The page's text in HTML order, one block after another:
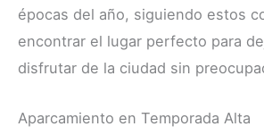
épocas del año, siguiendo estos
encontrar el lugar perfecto para
disfrutar de la ciudad sin
Aparcamiento en Temporada Alta